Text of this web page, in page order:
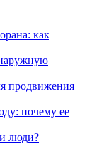
как
продвижения
почему ее
люди?